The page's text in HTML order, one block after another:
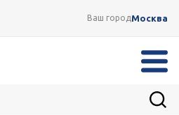
Ваш городМосква